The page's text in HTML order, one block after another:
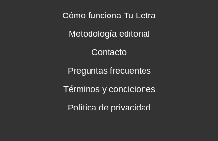
Cómo funciona Tu Letra
Metodología editorial
Contacto
Preguntas frecuentes
Términos y condiciones
Política de privacidad